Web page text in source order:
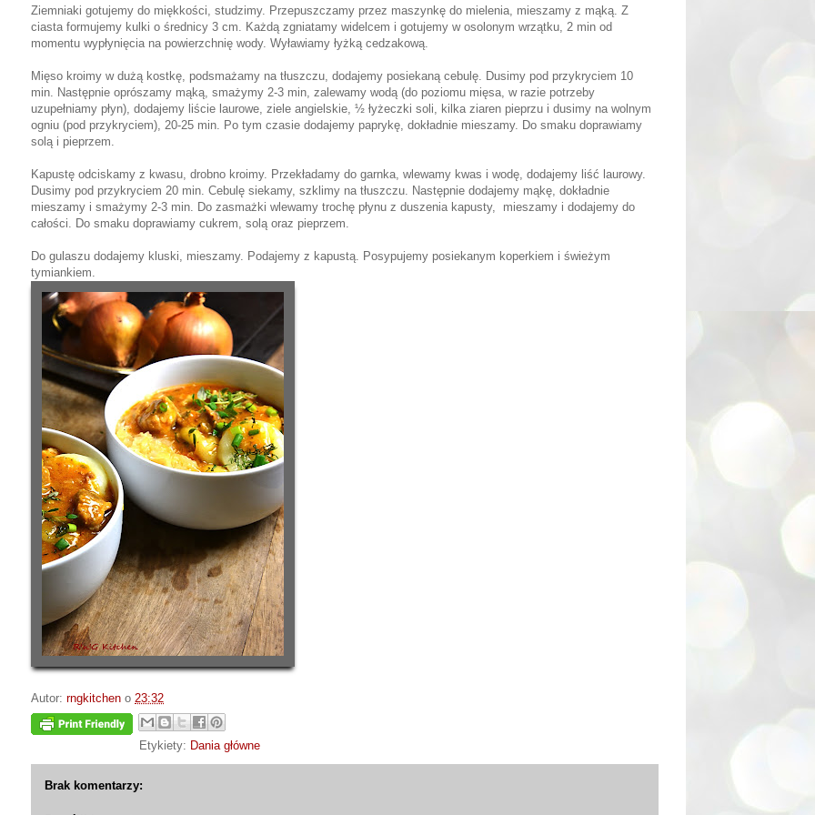
Ziemniaki gotujemy do miękkości, studzimy. Przepuszczamy przez maszynkę do mielenia, mieszamy z mąką. Z
ciasta formujemy kulki o średnicy 3 cm. Każdą zgniatamy widelcem i gotujemy w osolonym wrzątku, 2 min od
momentu wypłynięcia na powierzchnię wody. Wyławiamy łyżką cedzakową.
Mięso kroimy w dużą kostkę, podsmażamy na tłuszczu, dodajemy posiekaną cebulę. Dusimy pod przykryciem 10
min. Następnie oprószamy mąką, smażymy 2-3 min, zalewamy wodą (do poziomu mięsa, w razie potrzeby
uzupełniamy płyn), dodajemy liście laurowe, ziele angielskie, ½ łyżeczki soli, kilka ziaren pieprzu i dusimy na wolnym
ogniu (pod przykryciem), 20-25 min. Po tym czasie dodajemy paprykę, dokładnie mieszamy. Do smaku doprawiamy
solą i pieprzem.
Kapustę odciskamy z kwasu, drobno kroimy. Przekładamy do garnka, wlewamy kwas i wodę, dodajemy liść laurowy.
Dusimy pod przykryciem 20 min. Cebulę siekamy, szklimy na tłuszczu. Następnie dodajemy mąkę, dokładnie
mieszamy i smażymy 2-3 min. Do zasmażki wlewamy trochę płynu z duszenia kapusty,
mieszamy i dodajemy do
całości. Do smaku doprawiamy cukrem, solą oraz pieprzem.
Do gulaszu dodajemy kluski, mieszamy. Podajemy z kapustą. Posypujemy posiekanym koperkiem i świeżym
tymiankiem.
Autor: rngkitchen o 23:32
Etykiety: Dania główne
Brak komentarzy: